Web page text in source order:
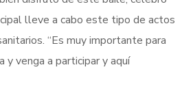
lleve a cabo este tipo de actos
“Es muy importante para
y venga a participar y aquí